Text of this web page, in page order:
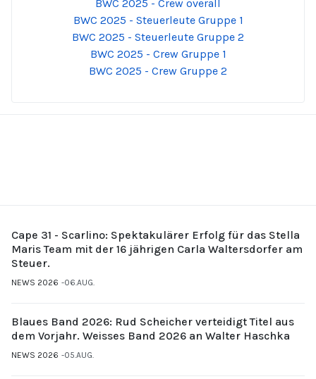
BWC 2025 - Crew overall
BWC 2025 - Steuerleute Gruppe 1
BWC 2025 - Steuerleute Gruppe 2
BWC 2025 - Crew Gruppe 1
BWC 2025 - Crew Gruppe 2
Cape 31 - Scarlino: Spektakulärer Erfolg für das Stella
Maris Team mit der 16 jährigen Carla Waltersdorfer am
Steuer.
NEWS 2026 06.AUG.
Blaues Band 2026: Rud Scheicher verteidigt Titel aus
dem Vorjahr. Weisses Band 2026 an Walter Haschka
NEWS 2026 05.AUG.